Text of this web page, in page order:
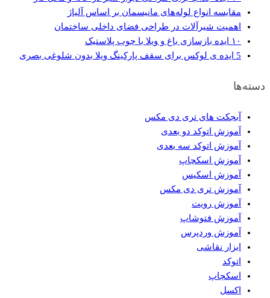
مقایسه انواع لوله‌های مانیسمان بر اساس آلیاژ
اهمیت شیرآلات در طراحی فضای داخلی ساختمان
۱۰ ایده‌ بازسازی باغ و ویلا با چوب پلاستیک
5 ایده ی لوکس برای سقف پارکینگ ویلا بدون شلوغی بصری
دسته‌ها
آبجکت های تری دی مکس
آموزش اتوکد دو بعدی
آموزش اتوکد سه بعدی
آموزش اسکچاپ
آموزش اسکیس
آموزش تری دی مکس
آموزش رویت
آموزش فتوشاپ
آموزش وردپرس
ابزار نقاشی
اتوکد
اسکچاپ
اکسل